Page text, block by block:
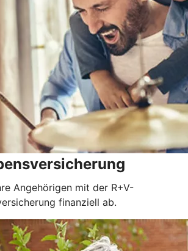
Angehörigen mit der R+V-
finanziell ab.